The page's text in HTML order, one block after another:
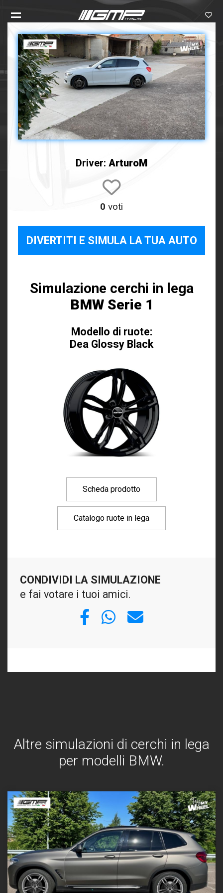
Driver: ArturoM
0 voti
DIVERTITI E SIMULA LA TUA AUTO
Simulazione cerchi in lega
BMW Serie 1
Modello di ruote:
Dea Glossy Black
Scheda prodotto
Catalogo ruote in lega
CONDIVIDI LA SIMULAZIONE
e fai votare i tuoi amici.
Altre simulazioni di cerchi in lega
per modelli BMW.